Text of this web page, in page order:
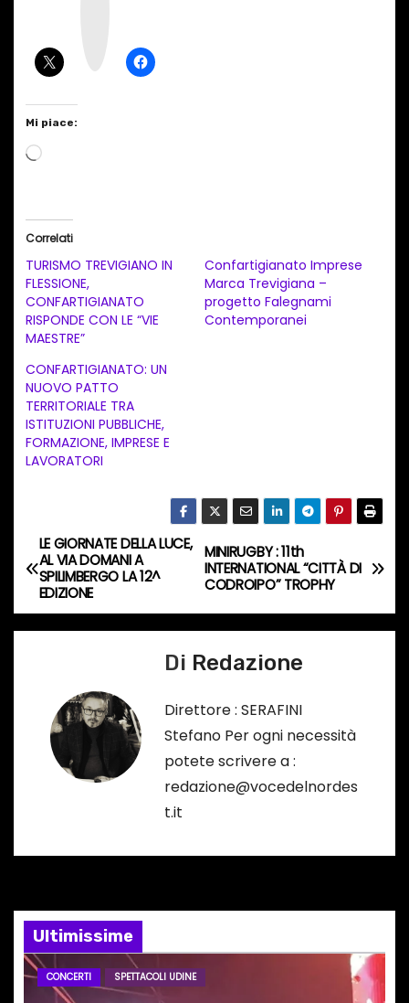
Mi piace:
C
i
a
m
e
t
o
n
r
s
o
…
Correlati
TURISMO TREVIGIANO IN
FLESSIONE,
CONFARTIGIANATO
RISPONDE CON LE “VIE
MAESTRE”
Confartigianato Imprese
Marca Trevigiana –
progetto Falegnami
Contemporanei
CONFARTIGIANATO: UN
NUOVO PATTO
TERRITORIALE TRA
ISTITUZIONI PUBBLICHE,
FORMAZIONE, IMPRESE E
LAVORATORI
N
a
v
o
e
a
MINIRUGBY : 11th
INTERNATIONAL “CITTÀ DI
CODROIPO” TROPHY
LE GIORNATE DELLA LUCE,
AL VIA DOMANI A
SPILIMBERGO LA 12^
EDIZIONE
Di Redazione
Direttore : SERAFINI
Stefano Per ogni necessità
potete scrivere a :
redazione@vocedelnordes
t.it
Ultimissime
CONCERTI SPETTACOLI UDINE